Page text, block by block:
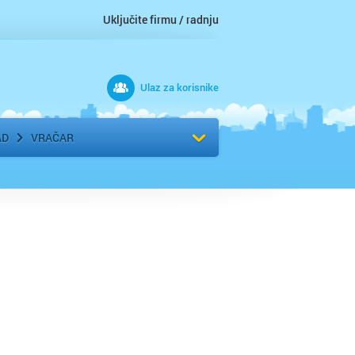
Uključite firmu / radnju
Ulaz za korisnike
VRAČAR